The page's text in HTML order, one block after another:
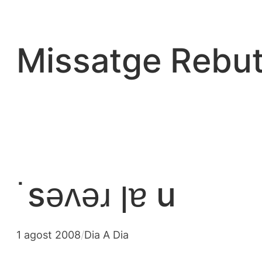
contingut
Missatge
˙sǝʌǝɹ ןɐ u
1 agost 2008/Dia A Dia